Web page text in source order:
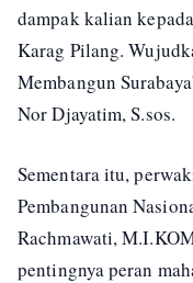
dampak kalian
Karag Pilang.
Membangun
Nor Djayatim, S.sos.
Sementara itu,
Pembangunan
Rachmawati,
pentingnya peran